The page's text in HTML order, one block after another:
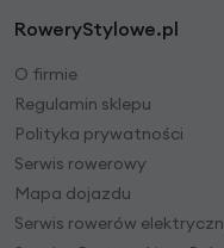
RoweryStylowe.pl
O firmie
Regulamin sklepu
Polityka prywatności
Serwis rowerowy
Mapa dojazdu
Serwis rowerów